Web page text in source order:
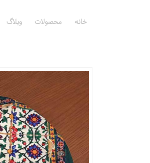
خانه محصولات وبلاگ